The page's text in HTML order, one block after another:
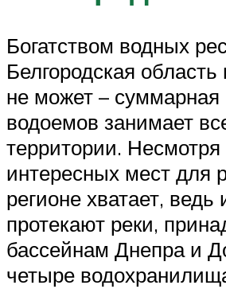
Богатством водных
Белгородская область
не может –
водоемов занимает
территории. Несмотря
интересных мест для
регионе хватает,
протекают реки,
бассейнам Днепра и
четыре